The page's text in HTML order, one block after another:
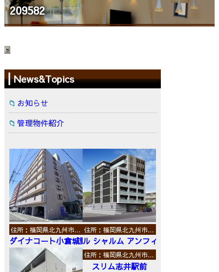
209582
News&Topics
お知らせ
管理物件紹介
住所：福岡県北九州市…
ダイナコート小倉城野
住所：福岡県北九州市…
ル シャルム アンフィニ
住所：福岡県北九州市…
スリム志井駅前